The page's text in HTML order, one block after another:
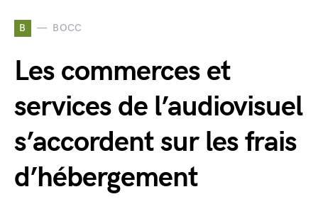
B BOCC
Les commerces et
services de l’audiovisuel
s’accordent sur les frais
d’hébergement